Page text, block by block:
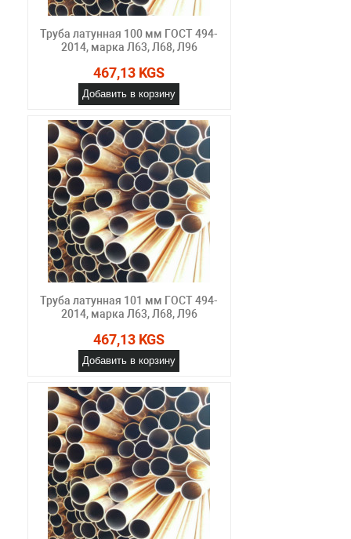
Труба латунная 100 мм ГОСТ 494-
2014, марка Л63, Л68, Л96
467,13 KGS
Добавить в корзину
Труба латунная 101 мм ГОСТ 494-
2014, марка Л63, Л68, Л96
467,13 KGS
Добавить в корзину